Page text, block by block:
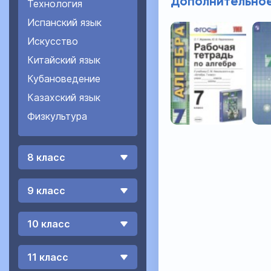
Технология
Испанский язык
Искусство
Китайский язык
Кубановедение
Казахский язык
Физкультура
8 класс
9 класс
10 класс
11 класс